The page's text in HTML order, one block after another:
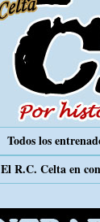
Todos los
El R.C. Celta en